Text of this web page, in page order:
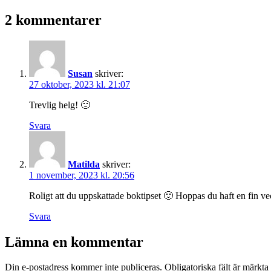
2 kommentarer
Susan skriver:
27 oktober, 2023 kl. 21:07
Trevlig helg! 🙂
Svara
Matilda skriver:
1 november, 2023 kl. 20:56
Roligt att du uppskattade boktipset 🙂 Hoppas du haft en fin
Svara
Lämna en kommentar
Din e-postadress kommer inte publiceras. Obligatoriska fält är märkta